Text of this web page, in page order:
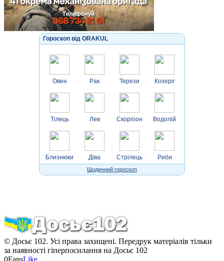
Гороскоп від ORAKUL
Овен
Тілець
Близнюки
Рак
Лев
Діва
Терези
Скорпіон
Стрілець
Козеріг
Водолій
Риби
Щоденний гороскоп
© Досьє 102. Усі права захищені. Передрук матеріалів тільки
за наявності гіперпосилання на Досьє 102